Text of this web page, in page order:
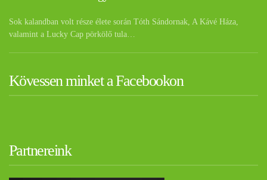
Sok kalandban volt része élete során Tóth Sándornak, A Kávé Háza,
valamint a Lucky Cap pörkölő tula…
Kövessen minket a Facebookon
Partnereink